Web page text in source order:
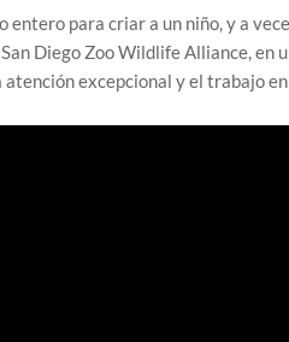
entero para criar a un niño, y a
Diego Zoo Wildlife Alliance, en
excepcional y el trabajo